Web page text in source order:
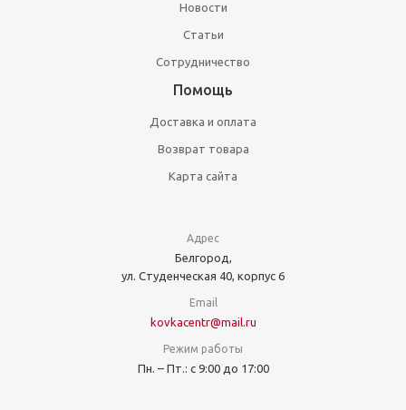
Новости
Статьи
Сотрудничество
Помощь
Доставка и оплата
Возврат товара
Карта сайта
Адрес
Белгород,
ул. Студенческая 40, корпус 6
Email
kovkacentr@mail.ru
Режим работы
Пн. – Пт.: с 9:00 до 17:00